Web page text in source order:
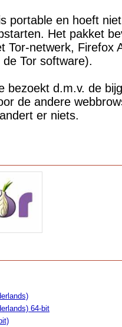
portable en hoeft
Het pakket
Tor-netwerk, Firefox
Tor software).
bezoekt d.m.v. de
de andere
er niets.
64-bit